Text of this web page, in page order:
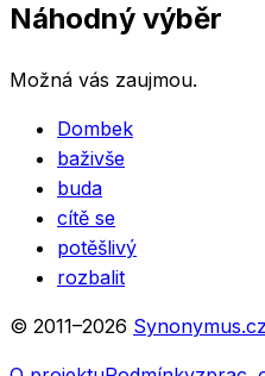
Náhodný výběr
Možná vás zaujmou.
Dombek
baživše
buda
cítě se
potěšlivý
rozbalit
© 2011–2026 Synonymus.cz